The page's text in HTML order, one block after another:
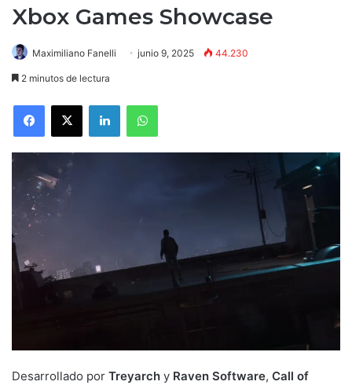
Xbox Games Showcase
Maximiliano Fanelli junio 9, 2025 44.230
2 minutos de lectura
Facebook
X LinkedInWhatsApp
Desarrollado por Treyarch y Raven Software, Call of